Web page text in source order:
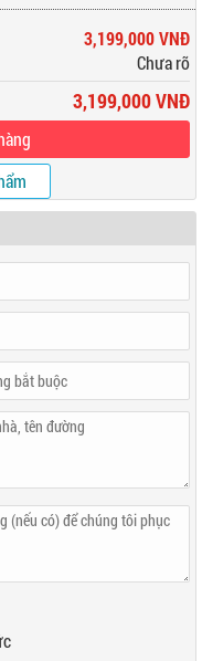
3,199,000 VNĐ
Chưa rõ
3,199,000 VNĐ